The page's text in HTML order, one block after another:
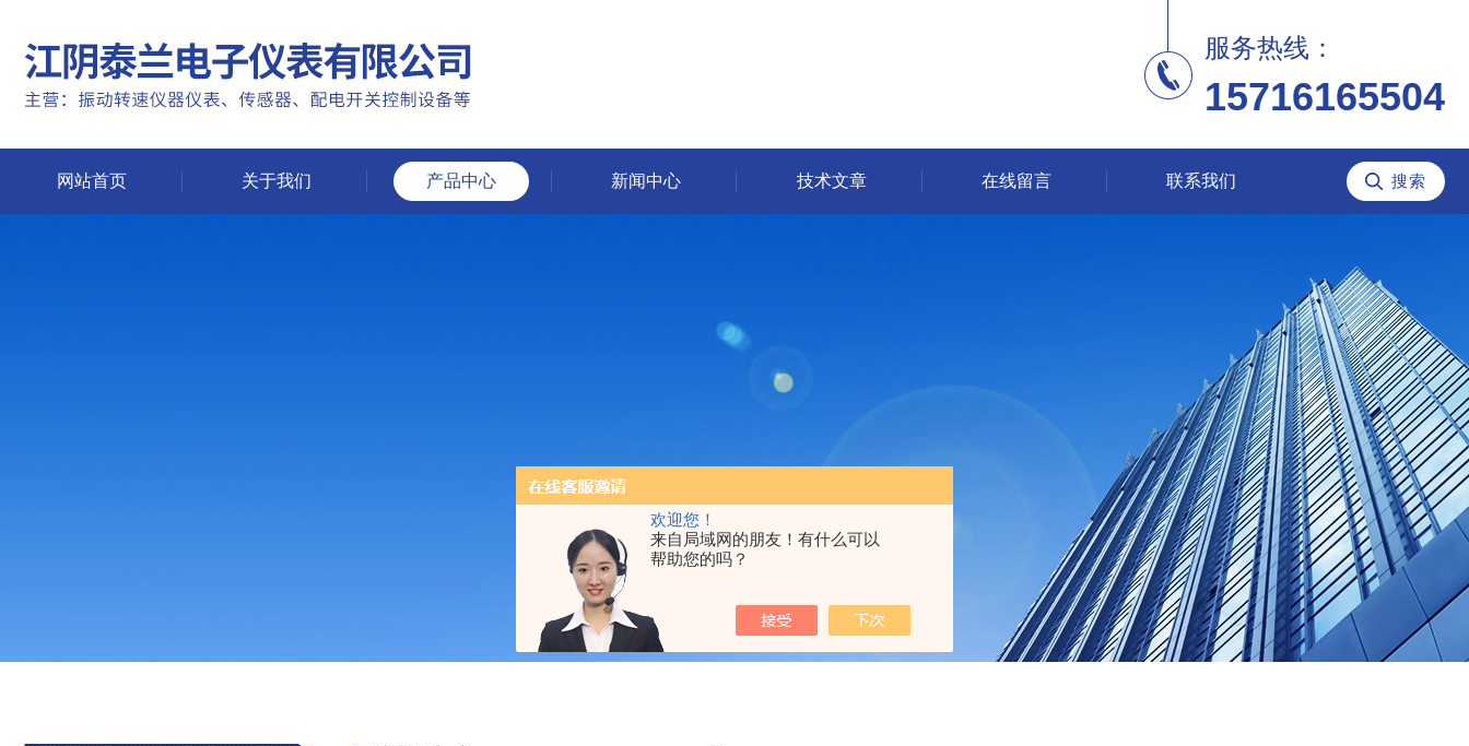
欢迎您！
来自局域网的朋友！有什么可以
帮助您的吗？
服务热线：
15716165504
网站首页 关于我们 产品中心 新闻中心 技术文章 在线留言 联系我们